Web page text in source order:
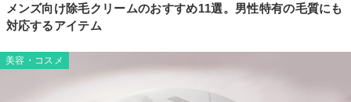
メンズ向け除毛クリームのおすすめ11選。男性特有の毛質にも
対応するアイテム
美容・コスメ